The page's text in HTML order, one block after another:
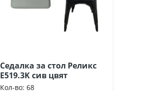
Седалка за стол Реликс
Ε519.3Κ сив цвят
Кол-во: 68